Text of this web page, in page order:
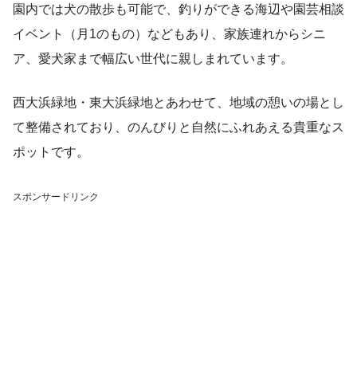
園内では犬の散歩も可能で、釣りができる海辺や園芸相談
イベント（月1のもの）などもあり、家族連れからシニ
ア、愛犬家まで幅広い世代に親しまれています。
西大浜緑地・東大浜緑地とあわせて、地域の憩いの場とし
て整備されており、のんびりと自然にふれあえる貴重なス
ポットです。
スポンサードリンク